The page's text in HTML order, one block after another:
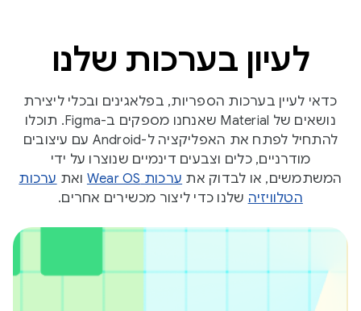
לעיון בערכות שלנו
כדאי לעיין בערכות הספריות, בפלאגינים ובכלי ליצירת
נושאים של Material שאנחנו מספקים ב-Figma. תוכלו
להתחיל לפתח את האפליקציה ל-Android עם עיצובים
מודרניים, כלים וצבעים דינמיים שנוצרו על ידי
המשתמשים, או לבדוק את ערכות Wear OS ואת ערכות
הטלוויזיה שלנו כדי ליצור מכשירים אחרים.